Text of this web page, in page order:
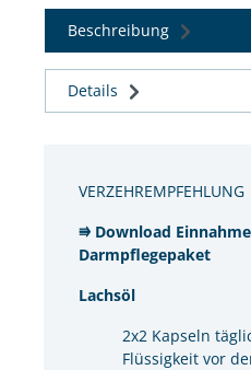
Beschreibung
Details
VERZEHREMPFEHLUNG
⭆ Download
Darmpflegepaket
Lachsöl
2x2 Kapseln
Flüssigkeit vor